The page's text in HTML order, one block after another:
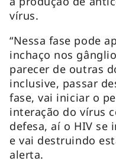
vírus.
“Nessa fase pode
inchaço nos
parecer de outras
inclusive, passar
fase, vai iniciar o
interação do vírus
defesa, aí o HIV se
e vai destruindo
alerta.